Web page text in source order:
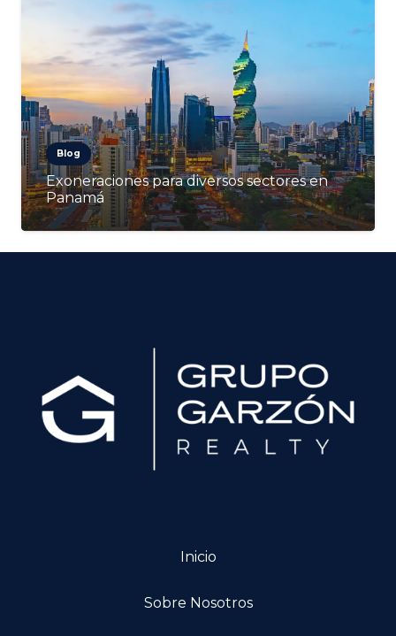
Blog
Exoneraciones para diversos sectores en
Panamá
Inicio
Sobre Nosotros